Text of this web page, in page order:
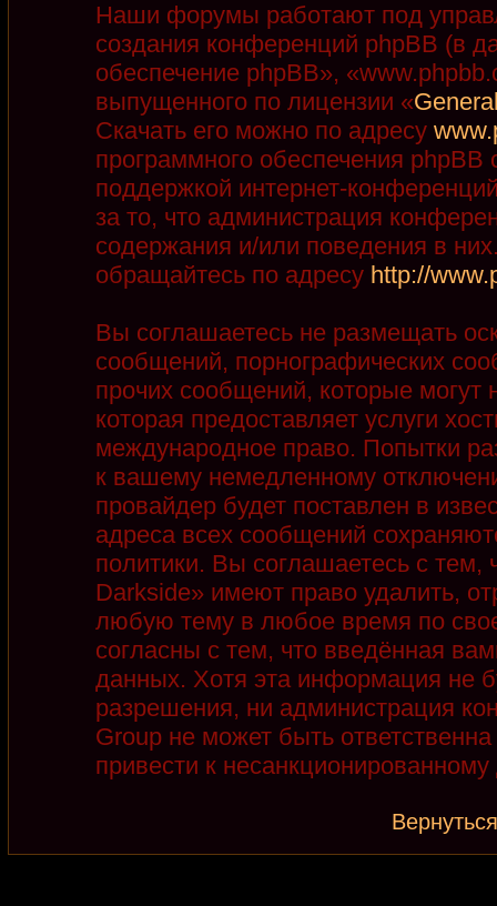
Наши форумы работают под
создания конференций phpBB (в
обеспечение phpBB»,
выпущенного по лицензии «
Скачать его можно по адресу
программного обеспечения phpBB
поддержкой интернет-
за то, что администрация
содержания и/или поведения в
обращайтесь по адресу http://
Вы соглашаетесь не размещать
сообщений, порнографических
прочих сообщений, которые
которая предоставляет услуги
международное право. Попытки
к вашему немедленному
провайдер будет поставлен в
адреса всех сообщений
политики. Вы соглашаетесь с
Darkside» имеют право удалить,
любую тему в любое время по
согласны с тем, что введённая
данных. Хотя эта информация не
разрешения, ни администрация
Group не может быть
привести к несанкционированному